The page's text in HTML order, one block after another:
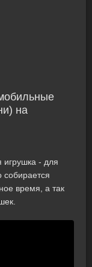
на
игрушка - для
собирается
время, а так